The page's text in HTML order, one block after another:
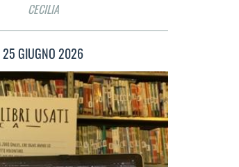
CECILIA
25 GIUGNO 2026